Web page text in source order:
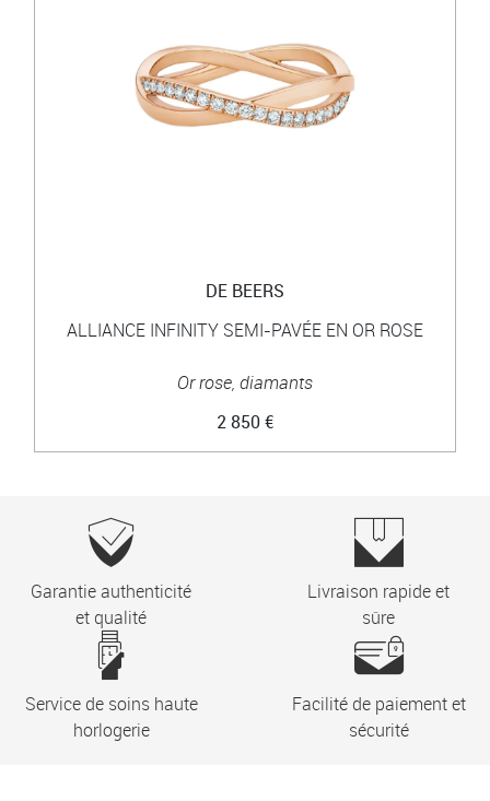
DE BEERS
ALLIANCE INFINITY SEMI-PAVÉE EN OR ROSE
Or rose, diamants
2 850 €
Garantie authenticité
et qualité
Livraison rapide et
sûre
Service de soins haute
horlogerie
Facilité de paiement et
sécurité